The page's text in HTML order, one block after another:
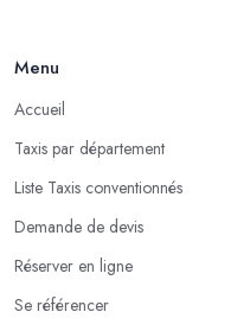
Menu
Accueil
Taxis par département
Liste Taxis conventionnés
Demande de devis
Réserver en ligne
Se référencer